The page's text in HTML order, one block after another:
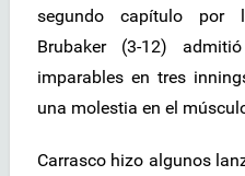
segundo capítulo por
Brubaker (3-12)
imparables en tres
una molestia en el
Carrasco hizo algunos